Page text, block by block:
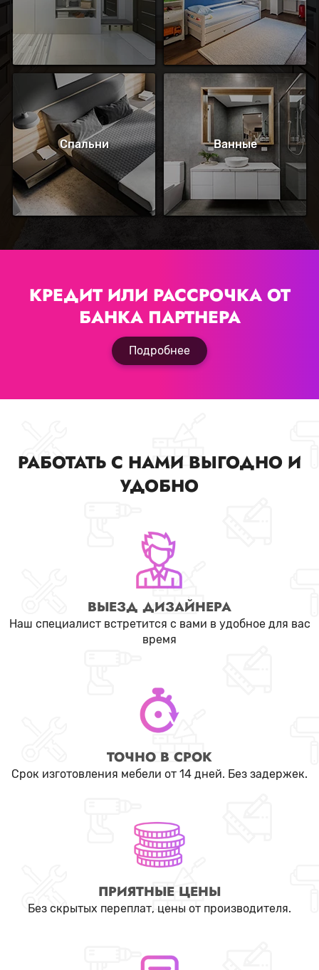
Спальни Ванные
КРЕДИТ ИЛИ РАССРОЧКА ОТ
БАНКА ПАРТНЕРА
Подробнее
РАБОТАТЬ С НАМИ ВЫГОДНО И
УДОБНО
ВЫЕЗД ДИЗАЙНЕРА
Наш специалист встретится с вами в удобное для вас
время
ТОЧНО В СРОК
Срок изготовления мебели от 14 дней. Без задержек.
ПРИЯТНЫЕ ЦЕНЫ
Без скрытых переплат, цены от производителя.